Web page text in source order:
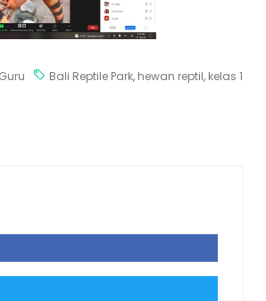
Bali Reptile Park, hewan reptil, kelas 1